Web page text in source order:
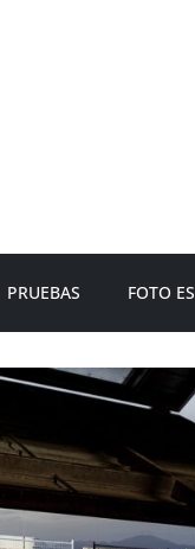
PRUEBAS FOTO